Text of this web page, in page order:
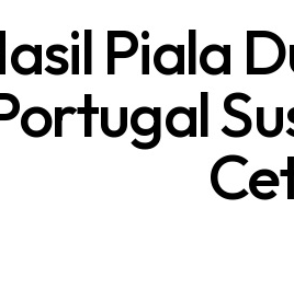
Piala